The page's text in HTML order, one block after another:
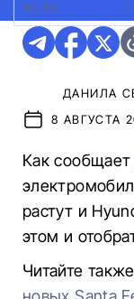
ФОТО:
ДАНИЛА
8 АВГУСТА
Как сообщает
растут и
этом и
Читайте